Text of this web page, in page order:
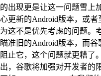
的出现更是让这一问题雪上
心更新的Android版本，或
为这不是优先考虑的问题。
瞄准旧的Android版本，而
阻止它，这个问题就更糟了
出，谷歌将加强对开发者的